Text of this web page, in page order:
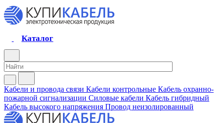
Каталог
Кабели и провода связи Кабели контрольные Кабель охранно-
пожарной сигнализации Силовые кабели Кабель гибридный
Кабель высокого напряжения Провод неизолированный